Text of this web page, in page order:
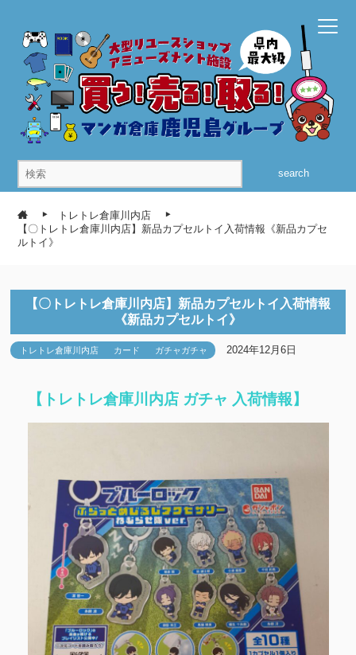
search
トレトレ倉庫川内店
【〇トレトレ倉庫川内店】新品カプセルトイ入荷情報《新品カプセ
ルトイ》
【〇トレトレ倉庫川内店】新品カプセルトイ入荷情報
《新品カプセルトイ》
トレトレ倉庫川内店 カード ガチャガチャ 2024年12月6日
【トレトレ倉庫川内店 ガチャ 入荷情報】